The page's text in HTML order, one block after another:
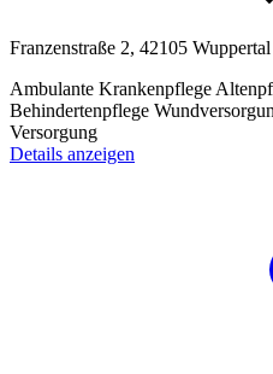
Franzenstraße 2, 42105 Wuppertal
Ambulante Krankenpflege
Behindertenpflege
Versorgung
Details anzeigen